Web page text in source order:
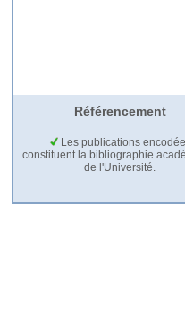
Référencement
Les publications
constituent la bibliographie
de l'Université.